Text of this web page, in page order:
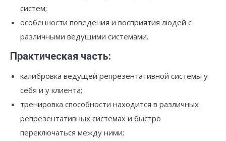
систем;
особенности поведения и восприятия людей с
различными ведущими системами.
Практическая часть:
калибровка ведущей репрезентативной системы у
себя и у клиента;
тренировка способности находится в различных
репрезентативных системах и быстро
переключаться между ними;